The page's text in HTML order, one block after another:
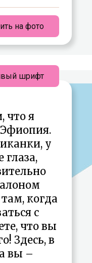
на фото
что я
у
когда
с
что вы
Здесь, в
вы –
шрифт